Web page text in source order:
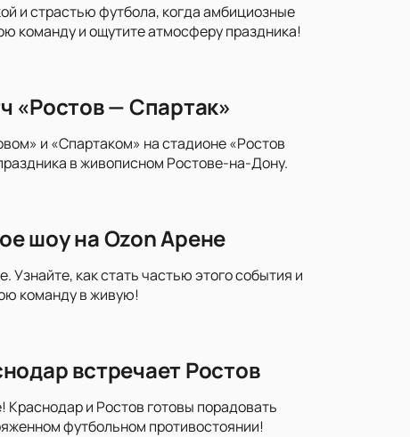
и страстью футбола, когда амбициозные
команду и ощутите атмосферу праздника!
«Ростов — Спартак»
и «Спартаком» на стадионе «Ростов
в живописном Ростове-на-Дону.
шоу на Ozon Арене
как стать частью этого события и
команду в живую!
встречает Ростов
и Ростов готовы порадовать
футбольном противостоянии!